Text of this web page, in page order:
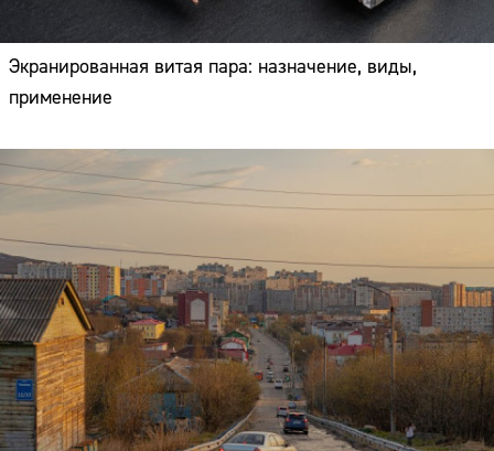
Экранированная витая пара: назначение, виды,
применение